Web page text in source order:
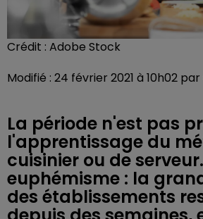
Crédit : Adobe Stock
Modifié : 24 février 2021 à 10h02
La période n'est pas
l'apprentissage du
cuisinier ou de
euphémisme : la
des établissements